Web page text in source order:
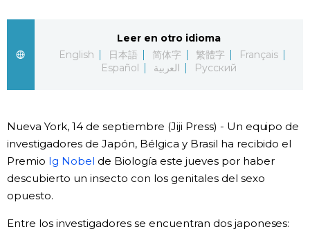
Русский
Cultura
Tecnología
Guía de Japón
Vídeos e imágenes
En profundidad
Leer en otro idioma
English
日本語 简体字 繁體字
Français
Español
العربية Русский
Nueva York, 14 de septiembre (Jiji Press) - Un equipo de
investigadores de Japón, Bélgica y Brasil ha recibido el
Premio Ig Nobel de Biología este jueves por haber
descubierto un insecto con los genitales del sexo
opuesto.
Entre los investigadores se encuentran dos japoneses: